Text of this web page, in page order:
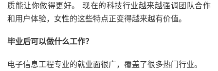
质能让你做得更好。 现在的科技行业越来越强调团队合作
和用户体验，女性的这些特点正变得越来越有价值。
毕业后可以做什么工作？
电子信息工程专业的就业面很广，覆盖了很多热门行业。